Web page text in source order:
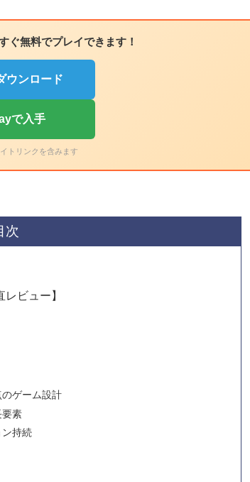
ぐ無料でプレイできます！
ウンロード
で入手
トリンクを含みます
次
ビュー】
ゲーム設計
素
持続